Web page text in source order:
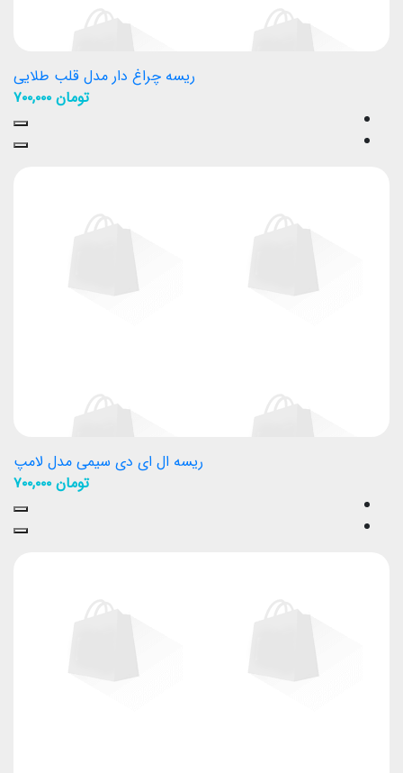
ریسه چراغ دار مدل قلب طلایی
تومان
ریسه ال ای دی سیمی مدل لامپ
تومان